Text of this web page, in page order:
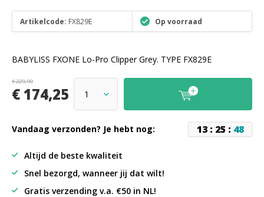
Artikelcode: FX829E Op voorraad
BABYLISS FXONE Lo-Pro Clipper Grey. TYPE FX829E
€ 229,90
€ 174,25
Vandaag verzonden? Je hebt nog: 13: 25 : 48
Altijd de beste kwaliteit
Snel bezorgd, wanneer jij dat wilt!
Gratis verzending v.a. €50 in NL!